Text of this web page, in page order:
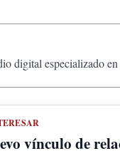
digital especializado
vínculo de